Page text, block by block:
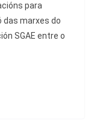
para
das marxes do
SGAE entre o